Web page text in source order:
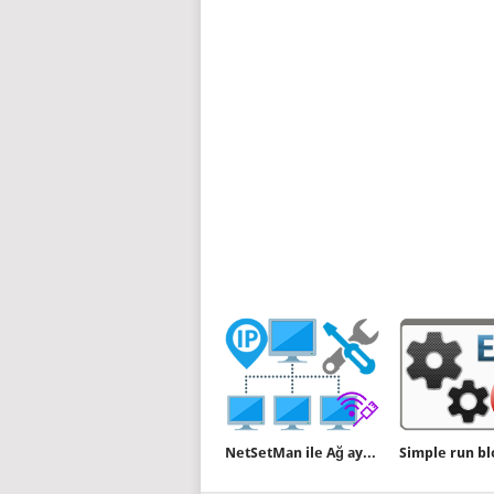
NetSetMan ile Ağ ayarları arasında kolayca geçiş yapın